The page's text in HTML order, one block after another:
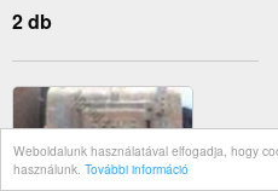
Weboldalunk használatával elfogadja, hogy
használunk. További információ
2 db